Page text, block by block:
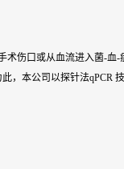
术伤口或从血流进入菌-
本公司以探针法qPCR